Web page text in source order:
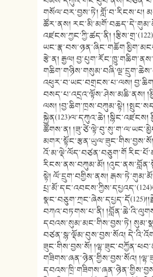
གསོལ་བར་བྱས་ཏེ། གློ་བ་རིངས་པ།
ཚོར་ནས།
འཛངས་ཀྱང་ཀྱི་ཚད་ནི།
ཡང་རྣ་བས་ཉན་ཞིང་གཆོག
རྩེ་ན། རྒྱལ།
འཕུར་བ་ཡང་བགྲངས་པ་ལས།
བསད་པ་འདྲའ་ལྟོས་ཤེས་མཆི་ནས།
ལས། །བྱ་ཆིག་ཁྲས་བཀུམ་སྟེ།
སྐྱེན(123)ལ་དཀུའ་ཆེ། །སྙིང་འཛངས།
ཚོགས་ན།
འོ་མ་ལྡེ་ལོད་བཙན་བཅུག་གོ
རིངས་ནས་བཀུམ་མོ།
སྟེ། ལོ་དྲུག་བགྱིས་ནས།
བཀའ་བཏགས་པ་ནི།
དབའས་སུམ་མང་གིས་བྱས་ཏེ།
བཙན་སྙ་ལྡོམ་བུས་བྱས་སོའ།
ཟུང་གིས་བྱས་སོ།
གཟིགས་ཞན་ཉེན་གྱིས་བྱས་སོའ།